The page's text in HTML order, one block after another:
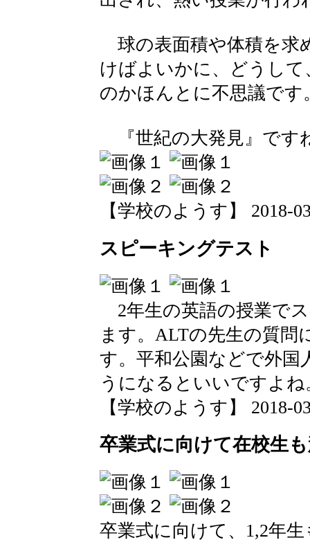
球の表面積や体積を求
けばよいかに、どうし
のかほんとに不思議です
『世紀の大発見』です
【学校のようす】 2018-
スピーキングテスト
2年生の英語の授業で
ます。ALTの先生の質問
す。平和公園などで外国
うになるといいですよね
【学校のようす】 2018-
卒業式に向けて在校生
卒業式に向けて、1,2年